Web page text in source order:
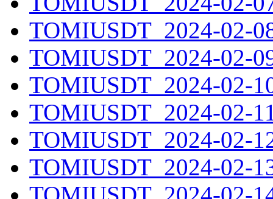
TOMIUSDT_2024-02-
TOMIUSDT_2024-02-
TOMIUSDT_2024-02-
TOMIUSDT_2024-02-
TOMIUSDT_2024-02-
TOMIUSDT_2024-02-